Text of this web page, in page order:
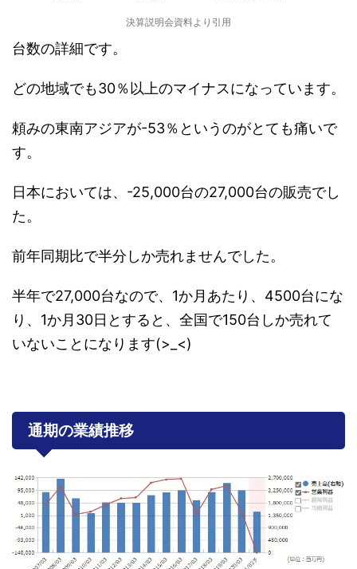
決算説明会資料より引用
台数の詳細です。
どの地域でも30％以上のマイナスになっています。
頼みの東南アジアが-53％というのがとても痛いで
す。
日本においては、-25,000台の27,000台の販売でし
た。
前年同期比で半分しか売れませんでした。
半年で27,000台なので、1か月あたり、4500台にな
り、1か月30日とすると、全国で150台しか売れて
いないことになります(>_<)
通期の業績推移